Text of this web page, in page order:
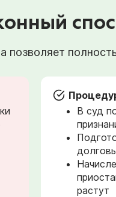
позволяет
В суд
растут